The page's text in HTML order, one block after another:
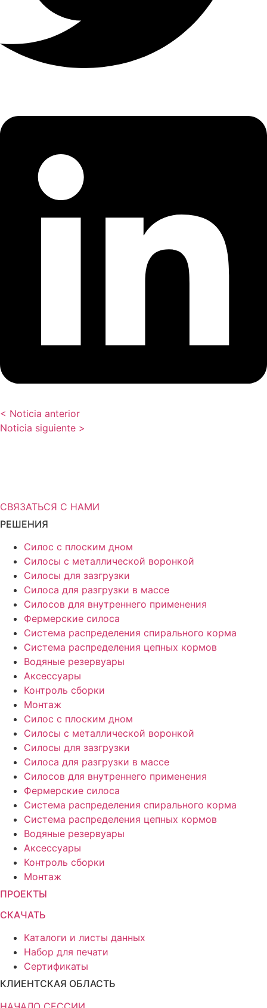
< Noticia anterior
Noticia siguiente >
СВЯЗАТЬСЯ С НАМИ
РЕШЕНИЯ
Силос с плоским дном
Силосы с металлической воронкой
Силосы для зазгрузки
Силоса для разгрузки в массе
Силосов для внутреннего применения
Фермерские силоса
Система распределения спирального корма
Система распределения цепных кормов
Водяные резервуары
Аксессуары
Контроль сборки
Монтаж
Силос с плоским дном
Силосы с металлической воронкой
Силосы для зазгрузки
Силоса для разгрузки в массе
Силосов для внутреннего применения
Фермерские силоса
Система распределения спирального корма
Система распределения цепных кормов
Водяные резервуары
Аксессуары
Контроль сборки
Монтаж
ПРОЕКТЫ
СКАЧАТЬ
Каталоги и листы данных
Набор для печати
Сертификаты
КЛИЕНТСКАЯ ОБЛАСТЬ